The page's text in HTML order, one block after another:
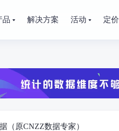
品 解决方案 活动 定价
（原CNZZ数据专家）